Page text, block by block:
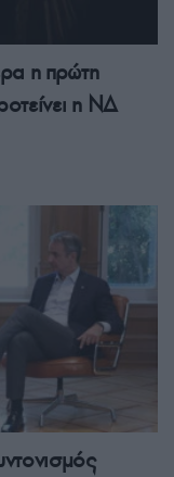
η πρώτη
η ΝΔ